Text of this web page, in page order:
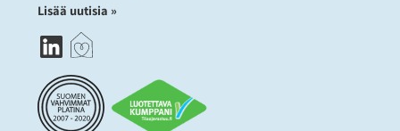
Lisää uutisia »